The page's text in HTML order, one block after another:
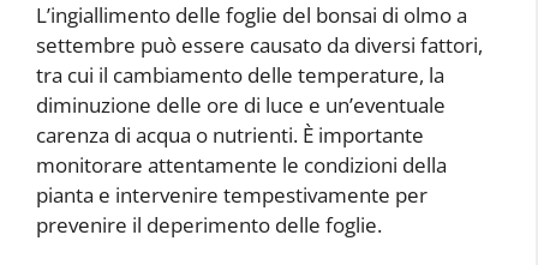
L’ingiallimento delle foglie del bonsai di olmo a
settembre può essere causato da diversi fattori,
tra cui il cambiamento delle temperature, la
diminuzione delle ore di luce e un’eventuale
carenza di acqua o nutrienti. È importante
monitorare attentamente le condizioni della
pianta e intervenire tempestivamente per
prevenire il deperimento delle foglie.